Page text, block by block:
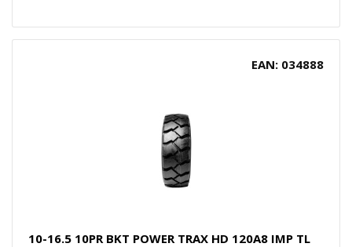
EAN: 034888
10-16.5 10PR BKT POWER TRAX HD 120A8 IMP TL